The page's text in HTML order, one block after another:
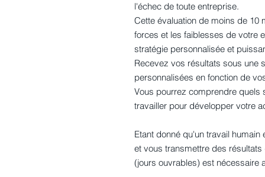
l'échec de toute entreprise.
Cette évaluation de moins de
forces et les faiblesses de votre
stratégie personnalisée et
Recevez vos résultats sous une
personnalisées en fonction de
Vous pourrez comprendre quels
travailler pour développer votre
Etant donné qu'un travail
et vous transmettre des
(jours ouvrables) est nécessaire